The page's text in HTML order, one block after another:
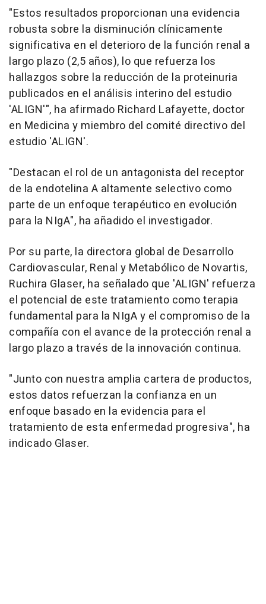
"Estos resultados proporcionan una evidencia
robusta sobre la disminución clínicamente
significativa en el deterioro de la función renal a
largo plazo (2,5 años), lo que refuerza los
hallazgos sobre la reducción de la proteinuria
publicados en el análisis interino del estudio
'ALIGN'", ha afirmado Richard Lafayette, doctor
en Medicina y miembro del comité directivo del
estudio 'ALIGN'.
"Destacan el rol de un antagonista del receptor
de la endotelina A altamente selectivo como
parte de un enfoque terapéutico en evolución
para la NIgA", ha añadido el investigador.
Por su parte, la directora global de Desarrollo
Cardiovascular, Renal y Metabólico de Novartis,
Ruchira Glaser, ha señalado que 'ALIGN' refuerza
el potencial de este tratamiento como terapia
fundamental para la NIgA y el compromiso de la
compañía con el avance de la protección renal a
largo plazo a través de la innovación continua.
"Junto con nuestra amplia cartera de productos,
estos datos refuerzan la confianza en un
enfoque basado en la evidencia para el
tratamiento de esta enfermedad progresiva", ha
indicado Glaser.